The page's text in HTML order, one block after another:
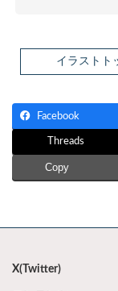
イラストト
Facebook
Threads
Copy
X(Twitter)